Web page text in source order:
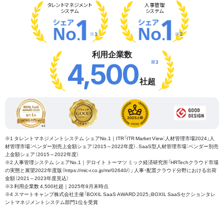
タレントマネジメント
システム
※1
人事管理
システム
※2
利用企業数
4,500社超
※3
※1 タレントマネジメントシステム シェアNo.1｜ITR「ITR Market View：人材管理市場2024」人
材管理市場：ベンダー別売上金額シェア（2015～2022年度）、SaaS型人材管理市場：ベンダー別売
上金額シェア（2015～2022年度）
※2 人事管理システム シェアNo.1｜デロイト トーマツ ミック経済研究所「HRTechクラウド市場
の実態と展望2022年度版（https://mic-r.co.jp/mr/02640/）」 人事・配置クラウド分野における出荷
金額（2021～2023年度見込）
※3 利用企業数 4,500社超｜2025年9月末時点
※4 スマートキャンプ株式会社主催「BOXIL SaaS AWARD 2025」BOXIL SaaSセクションタレ
ントマネジメントシステム部門1位を受賞